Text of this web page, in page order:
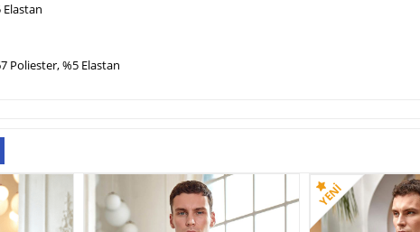
4488 Erkek Modal
179,99 TL
Poliester, %5 Elastan